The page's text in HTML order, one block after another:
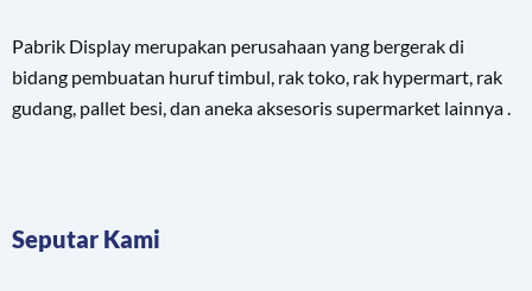
Pabrik Display merupakan perusahaan yang bergerak di
bidang pembuatan huruf timbul, rak toko, rak hypermart, rak
gudang, pallet besi, dan aneka aksesoris supermarket lainnya .
Seputar Kami